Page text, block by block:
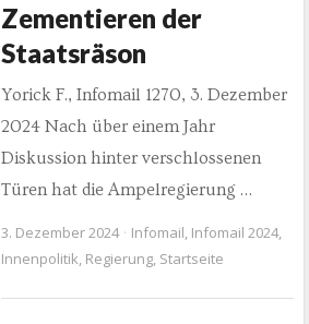
Zementieren der
Staatsräson
Yorick F., Infomail 1270, 3. Dezember
2024 Nach über einem Jahr
Diskussion hinter verschlossenen
Türen hat die Ampelregierung …
3. Dezember 2024 Infomail, Infomail 2024,
Innenpolitik, Regierung, Startseite